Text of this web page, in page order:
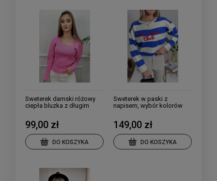
Sweterek damski różowy
ciepła bluzka z długim
99,00 zł
DO KOSZYKA
Sweterek w paski z
napisem, wybór kolorów
149,00 zł
DO KOSZYKA